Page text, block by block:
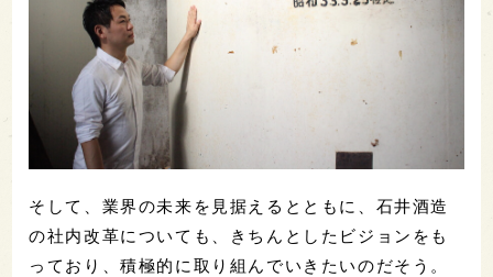
そして、業界の未来を見据えるとともに、石井酒造
の社内改革についても、きちんとしたビジョンをも
っており、積極的に取り組んでいきたいのだそう。